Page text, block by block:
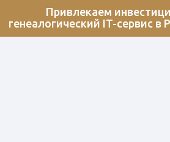
Привлекаем
генеалогический IT-сервис в